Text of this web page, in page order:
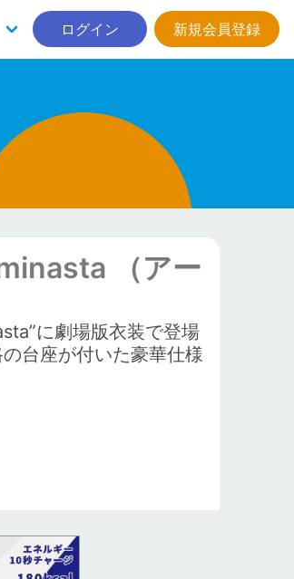
ログイン 新規会員登録
（アー
に劇場版衣装で登場
台座が付いた豪華仕様